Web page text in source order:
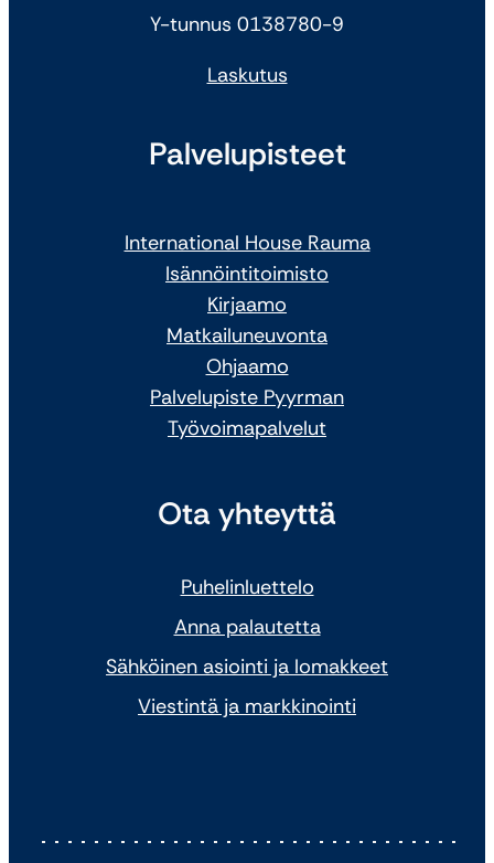
Y-tunnus 0138780-9
Laskutus
Palvelupisteet
International House Rauma
Isännöintitoimisto
Kirjaamo
Matkailuneuvonta
Ohjaamo
Palvelupiste Pyyrman
Työvoimapalvelut
Ota yhteyttä
Puhelinluettelo
Anna palautetta
Sähköinen asiointi ja lomakkeet
Viestintä ja markkinointi